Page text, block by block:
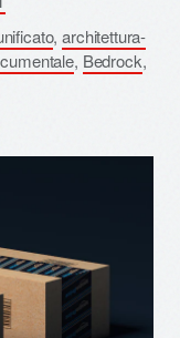
,architettura-
, Bedrock,